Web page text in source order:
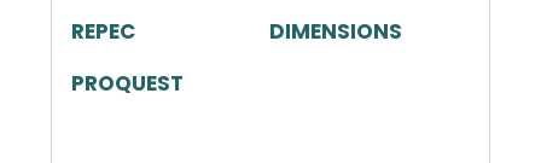
REPEC
DIMENSIONS
PROQUEST